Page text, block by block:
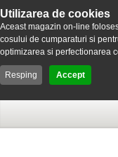
Utilizarea de cookies
Aceast magazin on-line
cosului de cumparaturi si
optimizarea si perfectionarea
Resping Accept